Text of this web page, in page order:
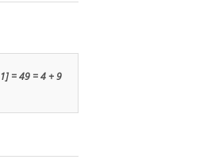
= 49 = 4 + 9